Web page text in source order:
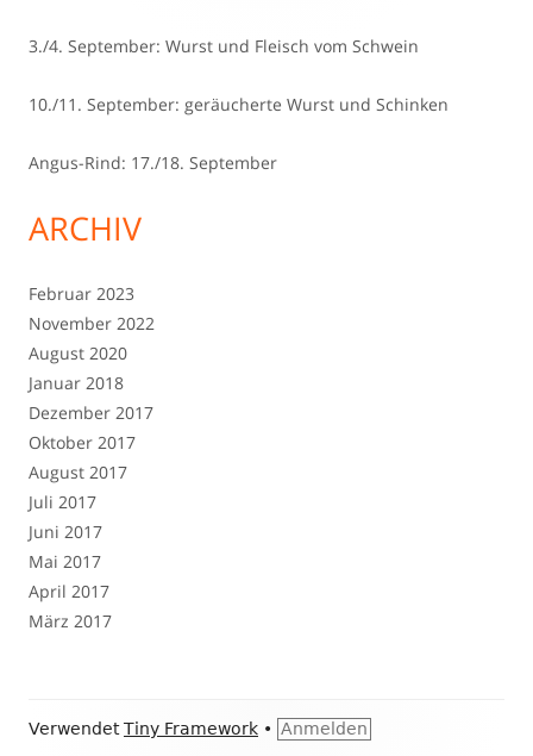
3./4. September: Wurst und Fleisch vom Schwein
10./11. September: geräucherte Wurst und Schinken
Angus-Rind: 17./18. September
ARCHIV
Februar 2023
November 2022
August 2020
Januar 2018
Dezember 2017
Oktober 2017
August 2017
Juli 2017
Juni 2017
Mai 2017
April 2017
März 2017
Footer
VerwendetTiny Framework • Anmelden